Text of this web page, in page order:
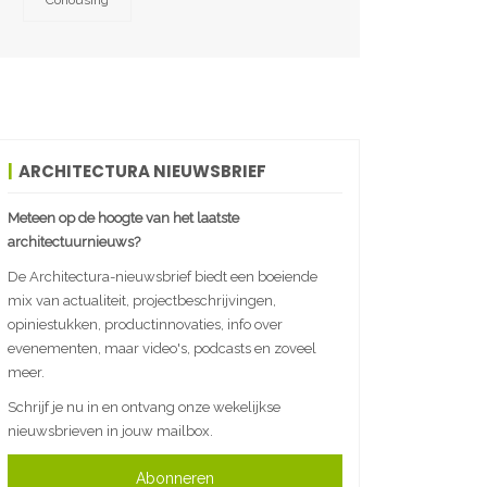
ARCHITECTURA NIEUWSBRIEF
Meteen op de hoogte van het laatste
architectuurnieuws?
De Architectura-nieuwsbrief biedt een boeiende
mix van actualiteit, projectbeschrijvingen,
opiniestukken, productinnovaties, info over
evenementen, maar video's, podcasts en zoveel
meer.
Schrijf je nu in en ontvang onze wekelijkse
nieuwsbrieven in jouw mailbox.
Abonneren